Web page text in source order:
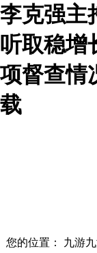
李克强主
听取稳增
项督查情
载
您的位置： 九游